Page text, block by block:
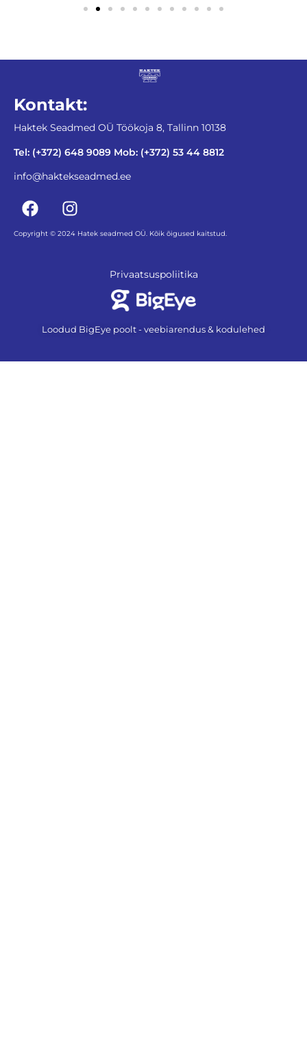
Kontakt:
Haktek Seadmed OÜ Töökoja 8, Tallinn 10138
Tel: (+372) 648 9089 Mob: (+372) 53 44 8812
info@haktekseadmed.ee
Copyright © 2024 Hatek seadmed OÜ. Kõik õigused kaitstud.
Privaatsuspoliitika
Loodud BigEye poolt - veebiarendus & kodulehed